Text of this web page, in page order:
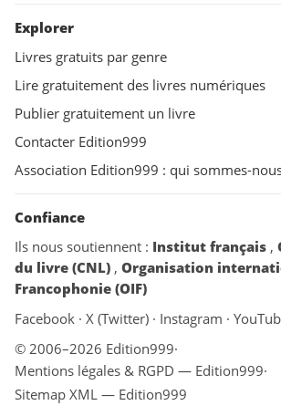
Explorer
Livres gratuits par genre
Lire gratuitement des livres numériques
Publier gratuitement un livre
Contacter Edition999
Association Edition999 : qui sommes-
Confiance
Ils nous soutiennent : Institut français ,
du livre (CNL) , Organisation
Francophonie (OIF)
Facebook · X (Twitter) · Instagram ·
© 2006–2026 Edition999·
Mentions légales & RGPD — Edition999·
Sitemap XML — Edition999